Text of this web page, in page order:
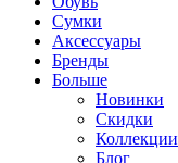
Сумки
Аксессуары
Бренды
Больше
Новинки
Скидки
Коллекции
Блог